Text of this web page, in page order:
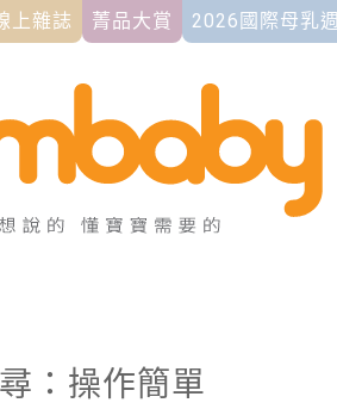
上雜誌 菁品大賞 2026國際母乳週
：操作簡單